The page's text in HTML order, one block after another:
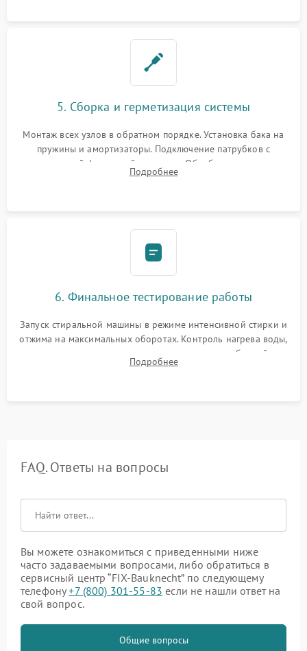
5. Сборка и герметизация системы
Монтаж всех узлов в обратном порядке. Установка бака на
пружины и амортизаторы. Подключение патрубков с
надежной фиксацией хомутами. Обработка стыков
герметиком для предотвращения возможных протечек воды.
Подробнее
6. Финальное тестирование работы
Запуск стиральной машины в режиме интенсивной стирки и
отжима на максимальных оборотах. Контроль нагрева воды,
корректности слива, отсутствия излишних вибраций,
посторонних стуков и протечек под корпусом.
Подробнее
FAQ. Ответы на вопросы
Вы можете ознакомиться с приведенными ниже
часто задаваемыми вопросами, либо обратиться в
сервисный центр “FIX-Bauknecht” по следующему
телефону+7 (800) 301-55-83 если не нашли ответ на
свой вопрос.
Общие вопросы